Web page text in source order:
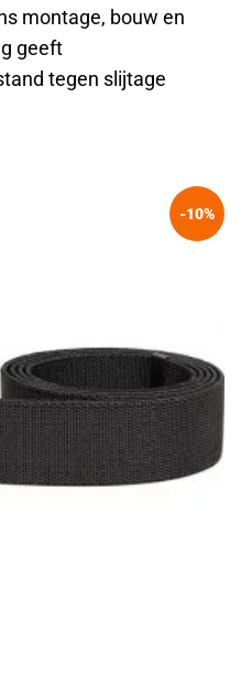
montage, bouw en
geeft
tegen slijtage
werk.
-10%